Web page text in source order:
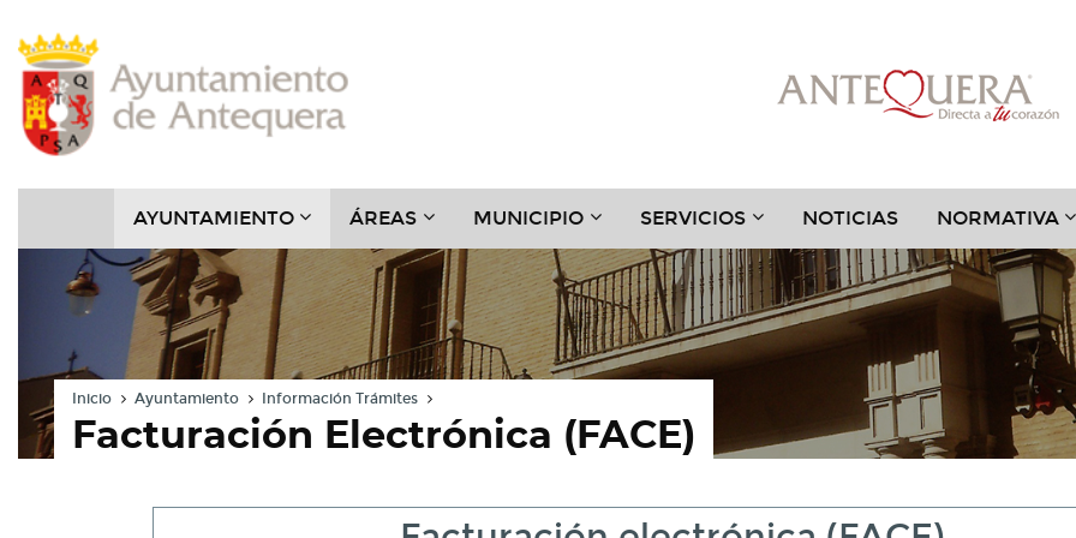
Cabecera
Pie
Menú
AYUNTAMIENTO???
ÁREAS???
MUNICIPIO???
SERVICIOS???
NOTICIAS NORMATIVA???
Inicio Ayuntamiento Información Trámites
Facturación Electrónica (FACE)